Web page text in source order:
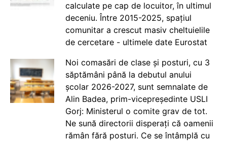
calculate pe cap de locuitor, în ultimul
deceniu. Între 2015-2025, spațiul
comunitar a crescut masiv cheltuielile
de cercetare - ultimele date Eurostat
Noi comasări de clase și posturi, cu 3
săptămâni până la debutul anului
școlar 2026-2027, sunt semnalate de
Alin Badea, prim-vicepreședinte USLI
Gorj: Ministerul o comite grav de tot.
Ne sună directorii disperați că oamenii
rămân fără posturi. Ce se întâmplă cu